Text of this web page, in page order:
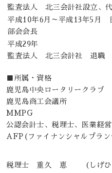
監査法人 北三会計社設立、
平成10年6月～平成13年5月
部会会長
平成29年
監査法人 北三会計社 退職
■所属・資格
鹿児島中央ロータリークラブ
鹿児島商工会議所
MMPG
公認会計士、税理士、医業経
AFP(ファイナンシャルプラン
税理士 重久 恵 （しげひ